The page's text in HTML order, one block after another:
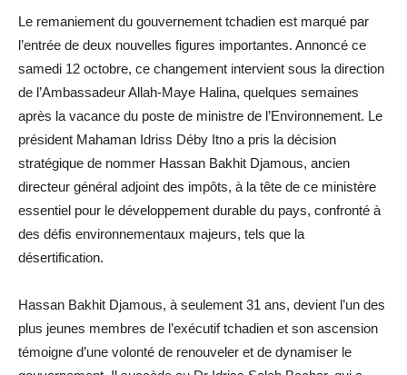
Le remaniement du gouvernement tchadien est marqué par
l’entrée de deux nouvelles figures importantes. Annoncé ce
samedi 12 octobre, ce changement intervient sous la direction
de l’Ambassadeur Allah-Maye Halina, quelques semaines
après la vacance du poste de ministre de l’Environnement. Le
président Mahaman Idriss Déby Itno a pris la décision
stratégique de nommer Hassan Bakhit Djamous, ancien
directeur général adjoint des impôts, à la tête de ce ministère
essentiel pour le développement durable du pays, confronté à
des défis environnementaux majeurs, tels que la
désertification.
Hassan Bakhit Djamous, à seulement 31 ans, devient l’un des
plus jeunes membres de l’exécutif tchadien et son ascension
témoigne d’une volonté de renouveler et de dynamiser le